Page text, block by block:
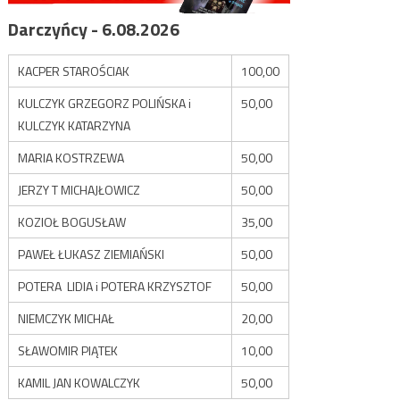
Darczyńcy - 6.08.2026
KACPER STAROŚCIAK
100,00
KULCZYK GRZEGORZ POLIŃSKA i
KULCZYK KATARZYNA
50,00
MARIA KOSTRZEWA
50,00
JERZY T MICHAJŁOWICZ
50,00
KOZIOŁ BOGUSŁAW
35,00
PAWEŁ ŁUKASZ ZIEMIAŃSKI
50,00
POTERA LIDIA i POTERA KRZYSZTOF
50,00
NIEMCZYK MICHAŁ
20,00
SŁAWOMIR PIĄTEK
10,00
KAMIL JAN KOWALCZYK
50,00